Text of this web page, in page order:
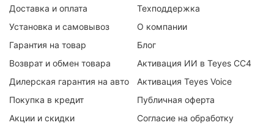
Доставка и оплата
Установка и самовывоз
Гарантия на товар
Возврат и обмен товара
Дилерская гарантия на авто
Покупка в кредит
Акции и скидки
Техподдержка
О компании
Блог
Активация ИИ в Teyes CC4
Активация Teyes Voice
Публичная оферта
Согласие на обработку